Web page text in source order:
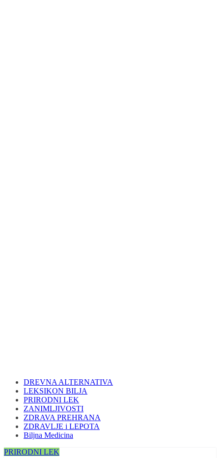
DREVNA ALTERNATIVA
LEKSIKON BILJA
PRIRODNI LEK
ZANIMLJIVOSTI
ZDRAVA PREHRANA
ZDRAVLJE i LEPOTA
Biljna Medicina
PRIRODNI LEK